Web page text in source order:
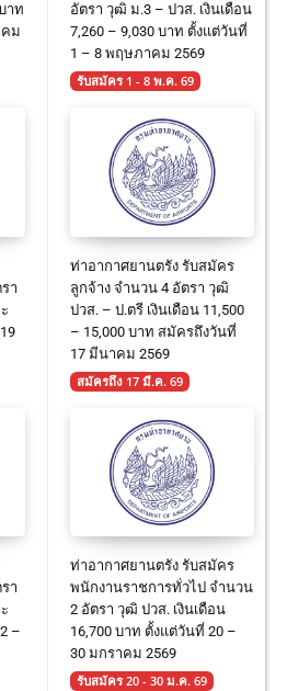
าท
คม
อัตรา วุฒิ ม.3 – ปวส. เงินเดือน
7,260 – 9,030 บาท ตั้งแต่วันที่
1 – 8 พฤษภาคม 2569
รับสมัคร 1 - 8 พ.ค. 69
า
ท่าอากาศยานตรัง รับสมัคร
ลูกจ้าง จำนวน 4 อัตรา วุฒิ
ปวส. – ป.ตรี เงินเดือน 11,500
– 15,000 บาท สมัครถึงวันที่
17 มีนาคม 2569
สมัครถึง 17 มี.ค. 69
า
–
ท่าอากาศยานตรัง รับสมัคร
พนักงานราชการทั่วไป จำนวน
2 อัตรา วุฒิ ปวส. เงินเดือน
16,700 บาท ตั้งแต่วันที่ 20 –
30 มกราคม 2569
รับสมัคร 20 - 30 ม.ค. 69